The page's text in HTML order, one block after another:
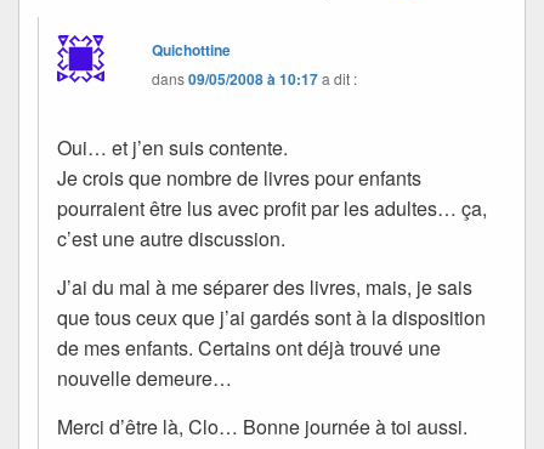
Quichottine
dans09/05/2008 à 10:17a dit :
Oui… et j’en suis contente.
Je crois que nombre de livres pour enfants
pourraient être lus avec profit par les adultes… ça,
c’est une autre discussion.
J’ai du mal à me séparer des livres, mais, je sais
que tous ceux que j’ai gardés sont à la disposition
de mes enfants. Certains ont déjà trouvé une
nouvelle demeure…
Merci d’être là, Clo… Bonne journée à toi aussi.